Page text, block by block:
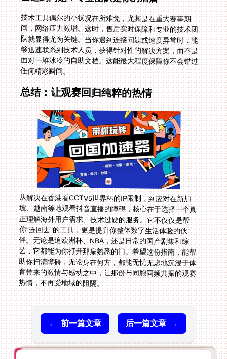
技术工具偶尔的小状况在所难免，尤其是在重大赛事期
间，网络压力激增。这时，售后实时保障和专业的技术团
队就显得尤为关键。当你遇到连接问题或速度异常时，能
够迅速联系到技术人员，获得针对性的解决方案，而不是
面对一堆冰冷的自助文档。这能最大程度保障你不会错过
任何精彩瞬间。
总结：让观赛回归纯粹的热情
从解决在香港看CCTV5世界杯的IP限制，到应对在新加
坡、越南等地观看抖音直播的障碍，核心在于选择一个真
正理解海外用户需求、技术过硬的服务。它不仅仅是帮
你“连回去”的工具，更是提升你整体数字生活体验的伙
伴。无论是追欧洲杯、NBA，还是日常的国产剧集和综
艺，它都能为你打开那扇熟悉的门。希望这份指南，能帮
助你扫清障碍，无论身在何方，都能无忧无虑地沉浸于体
育带来的激情与感动之中，让那份与同胞同频共振的观赛
热情，不再受地域的阻隔。
← 前一篇文章 后一篇文章 →